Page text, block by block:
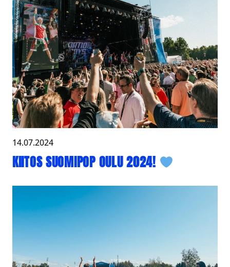
14.07.2024
KIITOS SUOMIPOP OULU 2024!